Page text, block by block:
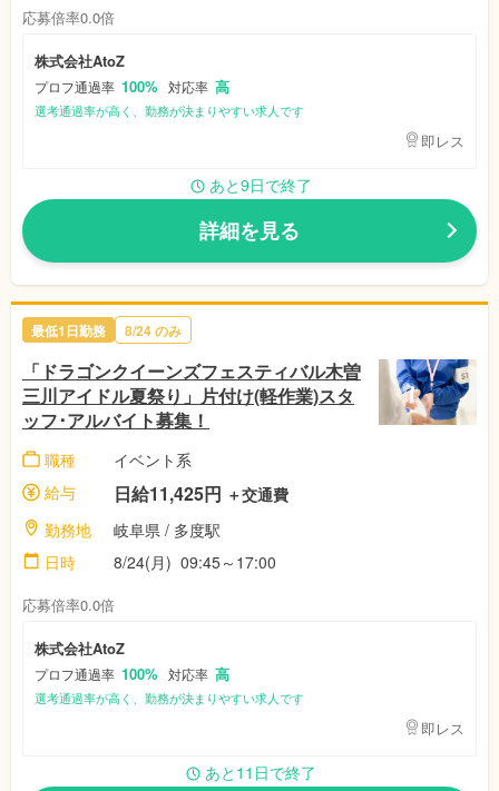
応募倍率0.0倍
株式会社AtoZ
プロフ通過率 100% 対応率 高
選考通過率が高く、勤務が決まりやすい求人です
即レス
あと9日で終了
詳細を見る
最低1日勤務 8/24のみ
「ドラゴンクイーンズフェスティバル木曽
三川アイドル夏祭り」片付け(軽作業)スタ
ッフ･アルバイト募集！
職種
イベント系
給与
日給11,425円 ＋交通費
勤務地
岐阜県 / 多度駅
日時
8/24(月) 09:45～17:00
応募倍率0.0倍
株式会社AtoZ
プロフ通過率 100% 対応率 高
選考通過率が高く、勤務が決まりやすい求人です
即レス
あと11日で終了